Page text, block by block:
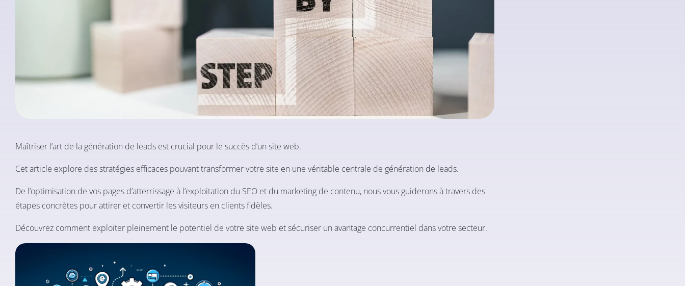
Maîtriser l’art de la génération de leads est crucial pour le succès d’un site web.
Cet article explore des stratégies efficaces pouvant transformer votre site en une véritable centrale de génération de leads.
De l’optimisation de vos pages d’atterrissage à l’exploitation du SEO et du marketing de contenu, nous vous guiderons à travers des
étapes concrètes pour attirer et convertir les visiteurs en clients fidèles.
Découvrez comment exploiter pleinement le potentiel de votre site web et sécuriser un avantage concurrentiel dans votre secteur.